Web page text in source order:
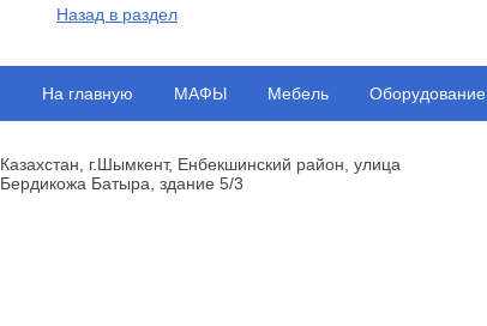
Назад в раздел
На главную МАФЫ Мебель Оборудование
Казахстан, г.Шымкент, Енбекшинский район, улица
Бердикожа Батыра, здание 5/3